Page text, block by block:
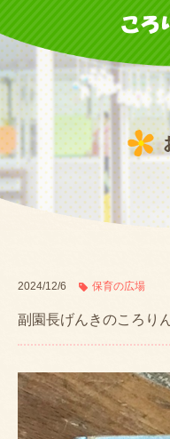
2024/12/6 保育の広場
副園長げんきのころり